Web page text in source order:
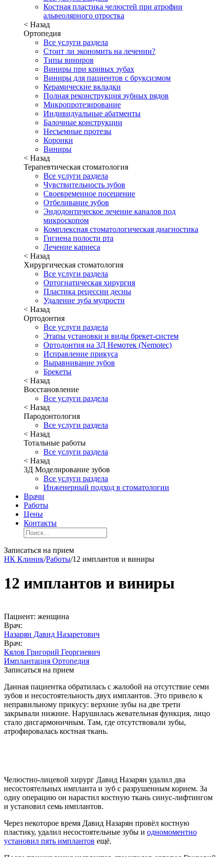
Костная пластика челюстей при атрофии
альвеолярного отростка
< Назад
Ортопедия
Все услуги раздела
Стоит ли экономить на лечении?
Типы виниров
Виниры при кривых зубах
Виниры для пациентов с бруксизмом
Керамические вкладки
Полная реконструкция зубных рядов
Микропротезирование
Индивидуальные абатменты
Балочные конструкции
Несъемные протезы
Коронки
Виниры
< Назад
Терапевтическая стоматология
Все услуги раздела
Чувствительность зубов
Своевременное посещение
Отбеливание зубов
Эндодонтическое лечение каналов под
микроскопом
Комплексная стоматологическая диагностика
Гигиена полости рта
Лечение кариеса
< Назад
Хирургическая стоматология
Все услуги раздела
Ортогнатическая хирургия
Пластика рецессии десны
Удаление зуба мудрости
< Назад
Ортодонтия
Все услуги раздела
Этапы установки и виды брекет-систем
Ортодонтия на 3Д Немотек (Nemotec)
Исправление прикуса
Выравнивание зубов
Брекеты
< Назад
Восстановление
Все услуги раздела
< Назад
Пародонтология
Все услуги раздела
< Назад
Тотальные работы
Все услуги раздела
< Назад
3Д Моделирование зубов
Все услуги раздела
Инженерный подход в стоматологии
Врачи
Работы
Цены
Контакты
Записаться на прием
НК Клиник/Работы/12 имплантов и виниры
12 имплантов и виниры
Пациент: женщина
Врач:
Назарян Давид Назаретович
Врач:
Кялов Григорий Георгиевич
Имплантация Ортопедия
Записаться на прием
Данная пациентка обратилась с жалобой на отсутствие семи
зубов и несостоятельность двух имплантов. Это привело к
неправильному прикусу: верхние зубы на две трети
закрывали нижние. Нарушилась жевательная функция, лицо
стало дисгармоничным. Там, где отсутствовали зубы,
атрофировалась костная ткань.
Челюстно-лицевой хирург Давид Назарян удалил два
несостоятельных импланта и зуб с разрушенным корнем. За
одну операцию он нарастил костную ткань синус-лифтингом
и установил семь имплантов.
Через некоторое время Давид Назарян провёл костную
пластику, удалил несостоятельные зубы и одномоментно
установил пять имплантов ещё.